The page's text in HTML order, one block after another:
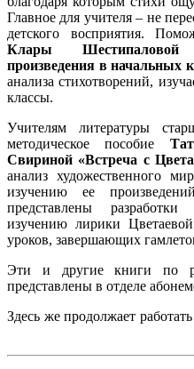
Главное для учителя – не
детского восприятия.
Клары Шестипаловой
произведения в начальных
анализа стихотворений,
классы.
Учителям литературы
методическое пособие
Свириной «Встреча с
анализ художественного
изучению ее
представлены
изучению лирики
уроков, завершающих
Эти и другие книги по
представлены в отделе
Здесь же продолжает